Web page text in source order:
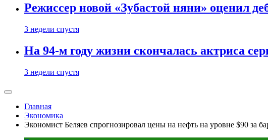
Режиссер новой «Зубастой няни» оценил
3 недели спустя
На 94-м году жизни скончалась актриса
3 недели спустя
Главная
Экономика
Экономист Беляев спрогнозировал цены на нефть на уровне $90 за